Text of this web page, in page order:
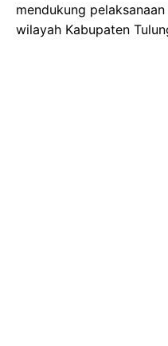
mendukung
wilayah Kabupaten